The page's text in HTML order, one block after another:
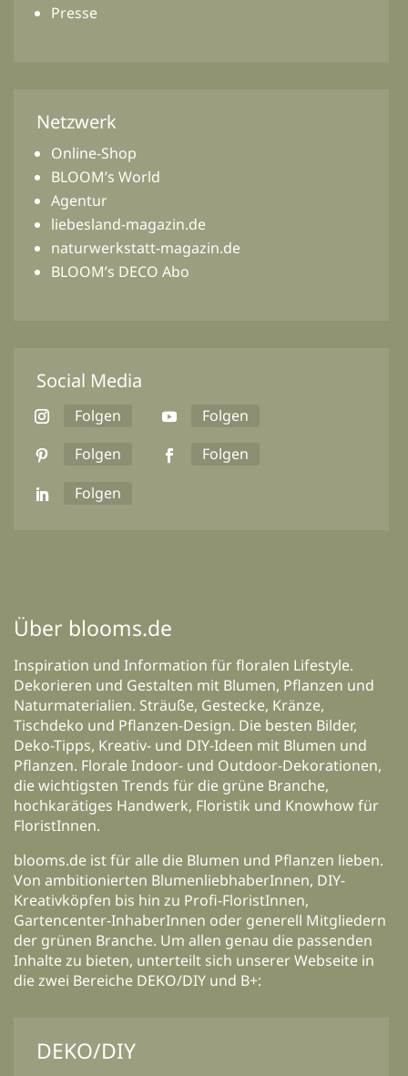
Presse
Netzwerk
Online-Shop
BLOOM’s World
Agentur
liebesland-magazin.de
naturwerkstatt-magazin.de
BLOOM’s DECO Abo
Social Media
Folgen
Folgen
Folgen
Folgen
Folgen
Über blooms.de
Inspiration und Information für floralen Lifestyle.
Dekorieren und Gestalten mit Blumen, Pflanzen und
Naturmaterialien. Sträuße, Gestecke, Kränze,
Tischdeko und Pflanzen-Design. Die besten Bilder,
Deko-Tipps, Kreativ- und DIY-Ideen mit Blumen und
Pflanzen. Florale Indoor- und Outdoor-Dekorationen,
die wichtigsten Trends für die grüne Branche,
hochkarätiges Handwerk, Floristik und Knowhow für
FloristInnen.
blooms.de ist für alle die Blumen und Pflanzen lieben.
Von ambitionierten BlumenliebhaberInnen, DIY-
Kreativköpfen bis hin zu Profi-FloristInnen,
Gartencenter-InhaberInnen oder generell Mitgliedern
der grünen Branche. Um allen genau die passenden
Inhalte zu bieten, unterteilt sich unserer Webseite in
die zwei Bereiche DEKO/DIY und B+:
DEKO/DIY